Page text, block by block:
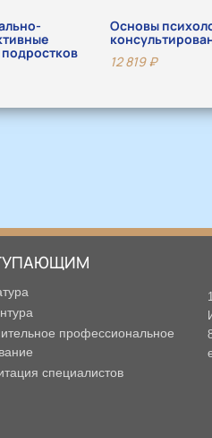
подростков
Основы
12 819₽
профессиональное
специалистов